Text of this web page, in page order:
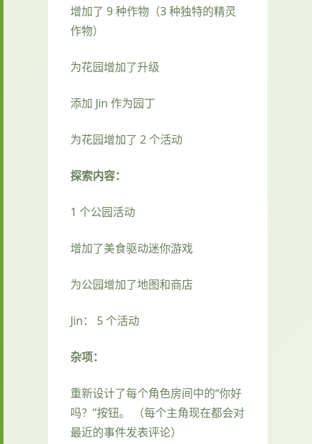
增加了 9 种作物（3 种独特的精灵
作物）
为花园增加了升级
添加 Jin 作为园丁
为花园增加了 2 个活动
探索内容：
1 个公园活动
增加了美食驱动迷你游戏
为公园增加了地图和商店
Jin： 5 个活动
杂项：
重新设计了每个角色房间中的“你好
吗？”按钮。 （每个主角现在都会对
最近的事件发表评论）